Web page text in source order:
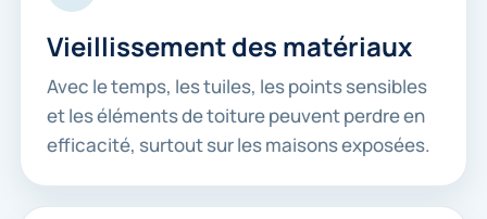
Vieillissement des matériaux
Avec le temps, les tuiles, les points sensibles
et les éléments de toiture peuvent perdre en
efficacité, surtout sur les maisons exposées.